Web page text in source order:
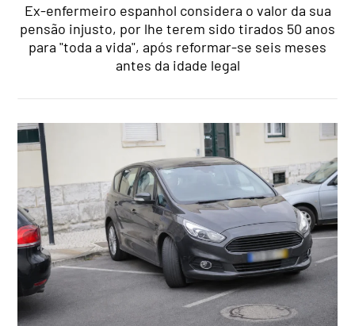
Ex-enfermeiro espanhol considera o valor da sua
pensão injusto, por lhe terem sido tirados 50 anos
para "toda a vida", após reformar-se seis meses
antes da idade legal